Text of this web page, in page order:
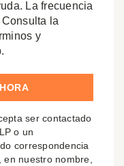
La frecuencia
la
y
ser contactado
o un
correspondencia
nuestro nombre,